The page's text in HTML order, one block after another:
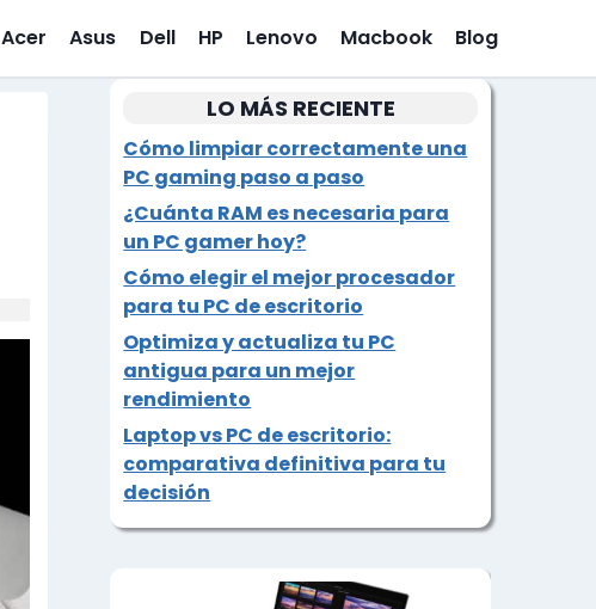
Acer Asus Dell HP Lenovo Macbook Blog
LO MÁS RECIENTE
Cómo limpiar correctamente una
PC gaming paso a paso
¿Cuánta RAM es necesaria para
un PC gamer hoy?
Cómo elegir el mejor procesador
para tu PC de escritorio
Optimiza y actualiza tu PC
antigua para un mejor
rendimiento
Laptop vs PC de escritorio:
comparativa definitiva para tu
decisión